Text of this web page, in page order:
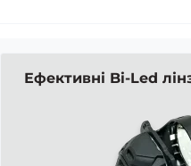
Ефективні Bi-Led